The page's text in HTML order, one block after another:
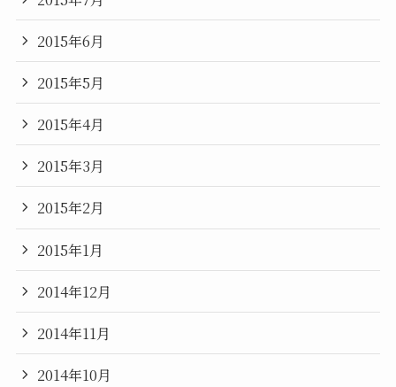
2015年6月
2015年5月
2015年4月
2015年3月
2015年2月
2015年1月
2014年12月
2014年11月
2014年10月